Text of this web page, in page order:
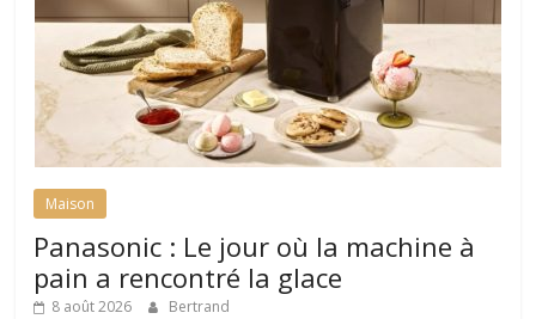
Maison
Panasonic : Le jour où la machine à
pain a rencontré la glace
8 août 2026 Bertrand